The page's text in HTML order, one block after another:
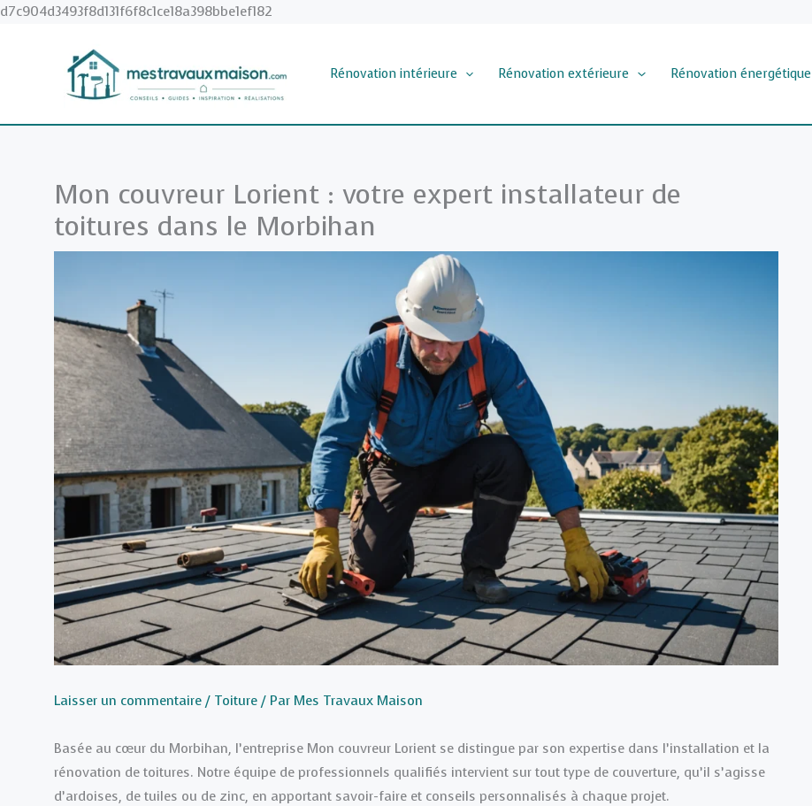
d7c904d3493f8d131f6f8c1ce18a398bbe1ef182
Rénovation intérieure Rénovation extérieure Rénovation énergétique
Mon couvreur Lorient : votre expert installateur de
toitures dans le Morbihan
Laisser un commentaire / Toiture / Par Mes Travaux Maison
Basée au cœur du Morbihan, l’entreprise Mon couvreur Lorient se distingue par son expertise dans l’installation et la
rénovation de toitures. Notre équipe de professionnels qualifiés intervient sur tout type de couverture, qu’il s’agisse
d’ardoises, de tuiles ou de zinc, en apportant savoir-faire et conseils personnalisés à chaque projet.